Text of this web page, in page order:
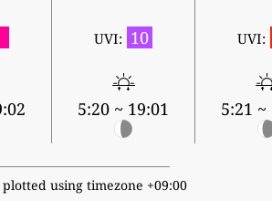
UVI: 10
5:20 ~ 19:01
UVI:
5:21 ~
plotted using timezone +09:00